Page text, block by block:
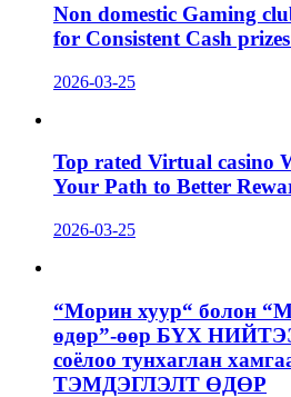
Non domestic Gaming
for Consistent Cash
2026-03-25
Top rated Virtual casino
Your Path to Better
2026-03-25
“Морин хуур“ болон
өдөр”-өөр БҮХ
соёлоо тунхаглан
ТЭМДЭГЛЭЛТ ӨДӨР